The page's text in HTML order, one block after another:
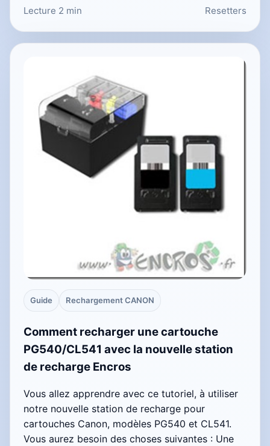
Lecture 2 min Resetters
Guide Rechargement CANON
Comment recharger une cartouche
PG540/CL541 avec la nouvelle station
de recharge Encros
Vous allez apprendre avec ce tutoriel, à utiliser
notre nouvelle station de recharge pour
cartouches Canon, modèles PG540 et CL541.
Vous aurez besoin des choses suivantes : Une